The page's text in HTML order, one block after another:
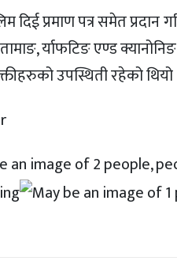
दिई प्रमाण पत्र समेत प्रदान
र्याफटिङ एण्ड
उपस्थिती रहेको थियो